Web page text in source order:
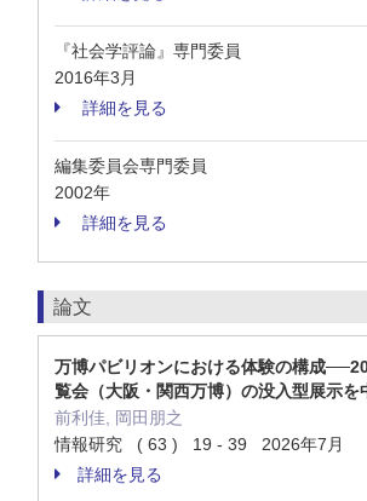
『社会学評論』専門委員
2016年3月
詳細を見る
編集委員会専門委員
2002年
詳細を見る
論文
万博パビリオンにおける体験の構成
覧会（大阪・関西万博）の没入型展示を
前利佳, 岡田朋之
情報研究 ( 63 ) 19 - 39 2026年7月
詳細を見る